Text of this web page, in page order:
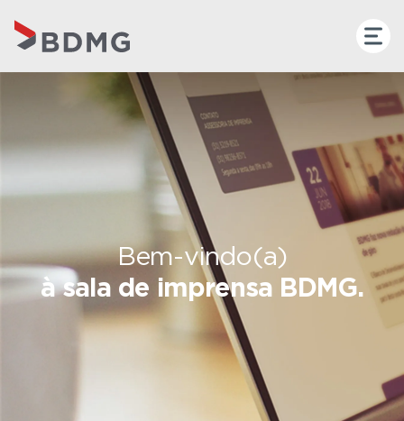
Bem-vindo(a)
à sala de imprensa BDMG.